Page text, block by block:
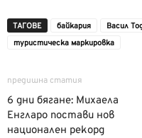
ТАГОВЕ байкария Васил
туристическа маркировка
предишна статия
6 дни бягане: Михаела
Енгларо постави нов
национален рекорд